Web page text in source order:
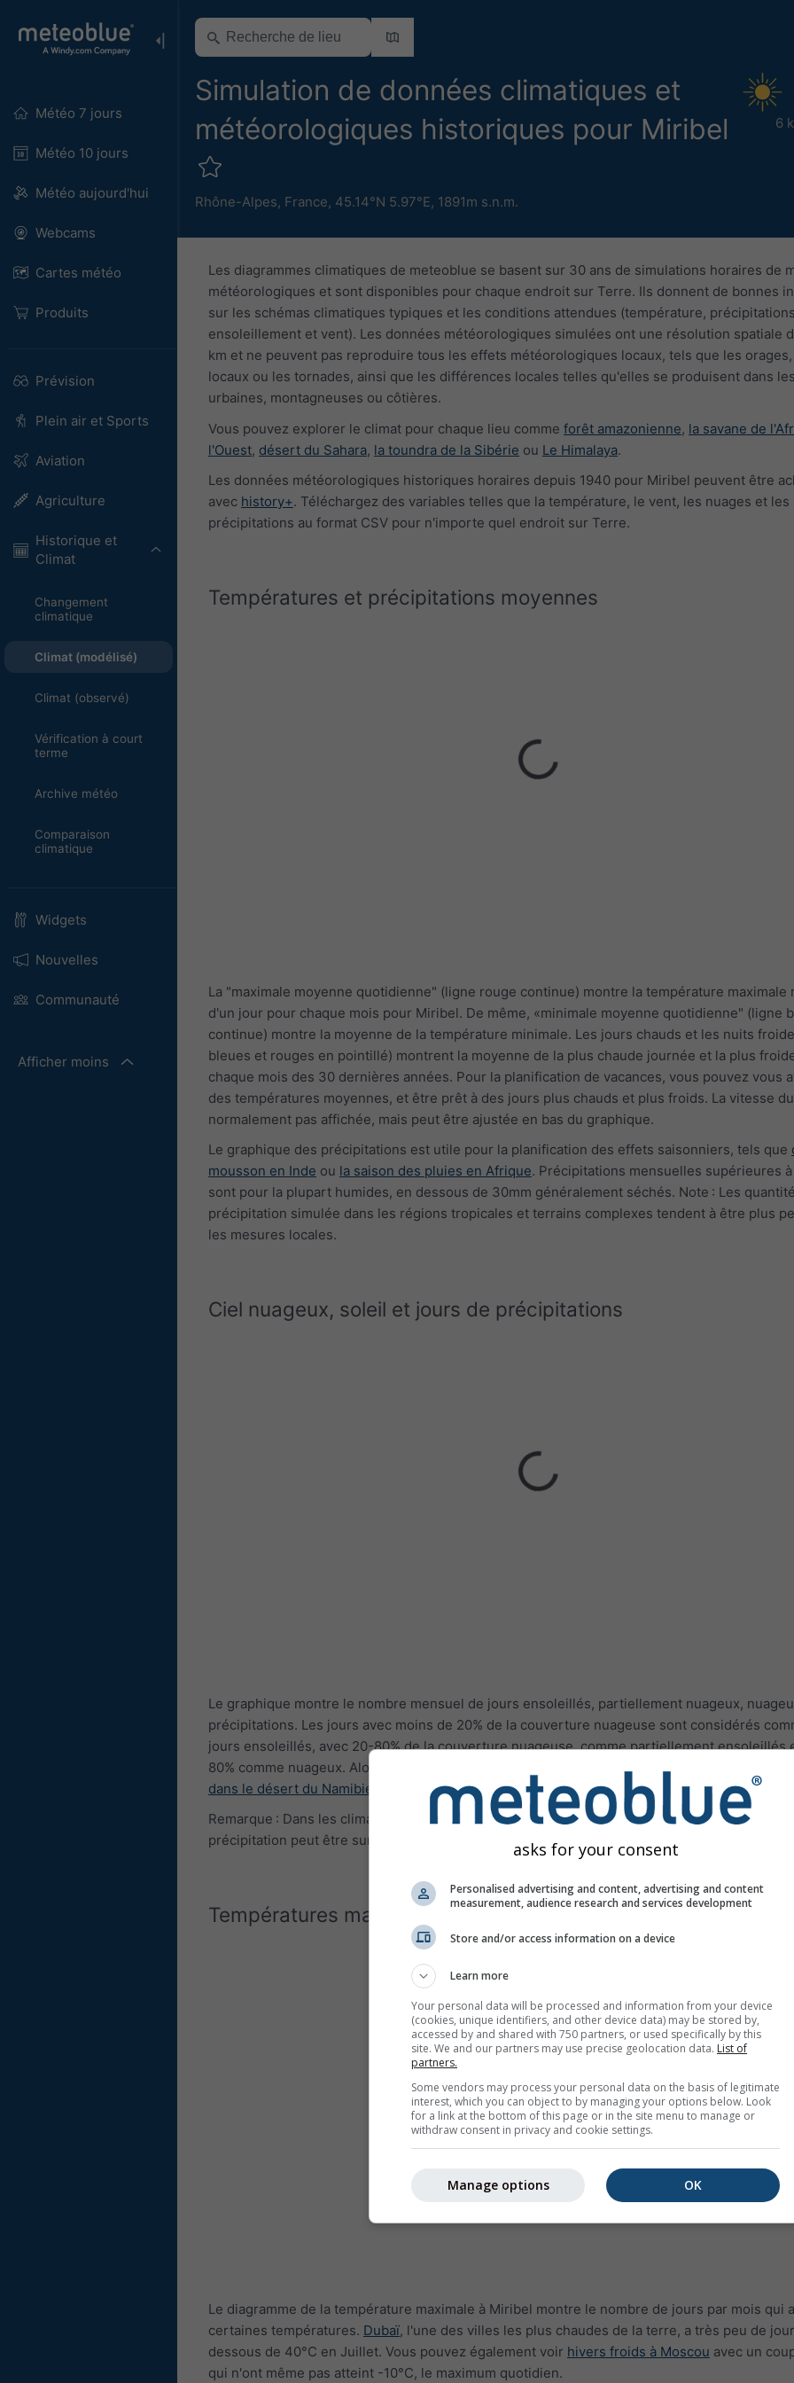
Météo 7 jours
Météo 10 jours
Météo aujourd'hui
Webcams
Cartes météo
Produits
Prévision
Plein air et Sports
Aviation
Agriculture
Historique et
Climat
Changement
climatique
Climat (modélisé)
Climat (observé)
Vérification à court
terme
Archive météo
Comparaison
climatique
Widgets
Nouvelles
Communauté
Afficher moins
Simulation de données climatiques et
météorologiques historiques pour Miribel
Rhône-Alpes, France, 45.14°N 5.97°E, 1891m s.n.m.
6
Les diagrammes climatiques de meteoblue se basent sur 30 ans de simulations horaires de
météorologiques et sont disponibles pour chaque endroit sur Terre. Ils donnent de bonnes
sur les schémas climatiques typiques et les conditions attendues (température,
ensoleillement et vent). Les données météorologiques simulées ont une résolution spatiale
km et ne peuvent pas reproduire tous les effets météorologiques locaux, tels que les
locaux ou les tornades, ainsi que les différences locales telles qu'elles se produisent dans
urbaines, montagneuses ou côtières.
Vous pouvez explorer le climat pour chaque lieu comme forêt amazonienne, la savane de
l'Ouest, désert du Sahara, la toundra de la Sibérie ou Le Himalaya.
Les données météorologiques historiques horaires depuis 1940 pour Miribel peuvent être
avec history+. Téléchargez des variables telles que la température, le vent, les nuages et les
précipitations au format CSV pour n'importe quel endroit sur Terre.
Températures et précipitations moyennes
La "maximale moyenne quotidienne" (ligne rouge continue) montre la température maximale
d'un jour pour chaque mois pour Miribel. De même, «minimale moyenne quotidienne" (ligne
continue) montre la moyenne de la température minimale. Les jours chauds et les nuits
bleues et rouges en pointillé) montrent la moyenne de la plus chaude journée et la plus
chaque mois des 30 dernières années. Pour la planification de vacances, vous pouvez vous
des températures moyennes, et être prêt à des jours plus chauds et plus froids. La vitesse
normalement pas affichée, mais peut être ajustée en bas du graphique.
Le graphique des précipitations est utile pour la planification des effets saisonniers, tels que
mousson en Inde ou la saison des pluies en Afrique. Précipitations mensuelles supérieures à
sont pour la plupart humides, en dessous de 30mm généralement séchés. Note : Les
précipitation simulée dans les régions tropicales et terrains complexes tendent à être plus
les mesures locales.
Ciel nuageux, soleil et jours de précipitations
Le graphique montre le nombre mensuel de jours ensoleillés, partiellement nuageux,
précipitations. Les jours avec moins de 20% de la couverture nuageuse sont considérés
jours ensoleillés, avec 20-80% de la couverture nuageuse, comme partiellement ensoleillés
80% comme nuageux. Alors que
dans le désert du Namibie
est l'un des lieux de la planète avec le plus de soleil.
Remarque : Dans les climats tropicaux comme l'Indonésie et la Malaisie, le nombre de jours de
précipitation peut être surestimé par un facteur allant jusqu'à 2.
Températures maximales
Le diagramme de la température maximale à Miribel montre le nombre de jours par mois qui
certaines températures. Dubaï, l'une des villes les plus chaudes de la terre, a très peu de
dessous de 40°C en Juillet. Vous pouvez également voir hivers froids à Moscou avec un
qui n'ont même pas atteint -10°C, le maximum quotidien.
asks for your consent
Personalised advertising and content, advertising and content
measurement, audience research and services development
Store and/or access information on a device
Learn more
Your personal data will be processed and information from your device
(cookies, unique identifiers, and other device data) may be stored by,
accessed by and shared with 750 partners, or used specifically by this
site. We and our partners may use precise geolocation data. List of
partners.
Some vendors may process your personal data on the basis of legitimate
interest, which you can object to by managing your options below. Look
for a link at the bottom of this page or in the site menu to manage or
withdraw consent in privacy and cookie settings.
OK
Manage options